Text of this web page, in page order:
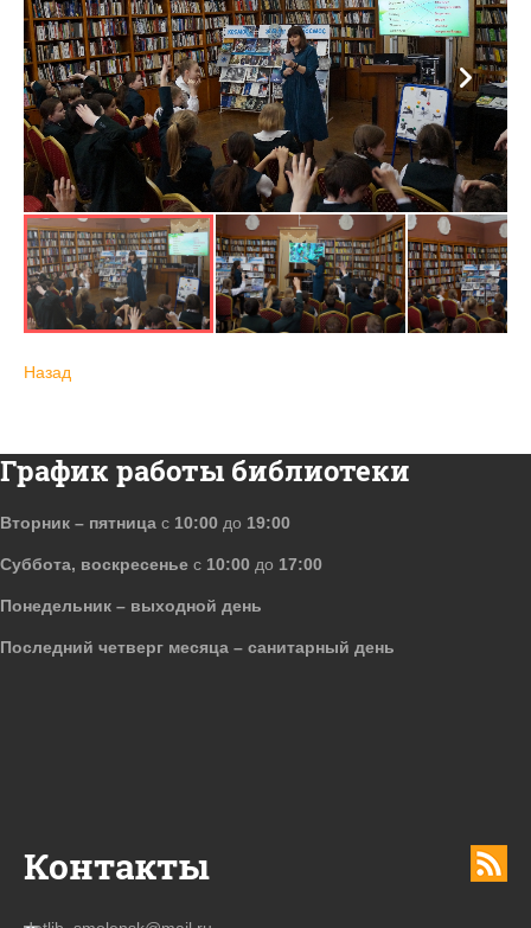
Назад
Контакты
График работы библиотеки
Вторник – пятница с 10:00 до 19:00
Суббота, воскресенье с 10:00 до 17:00
Понедельник – выходной день
Последний четверг месяца – санитарный день